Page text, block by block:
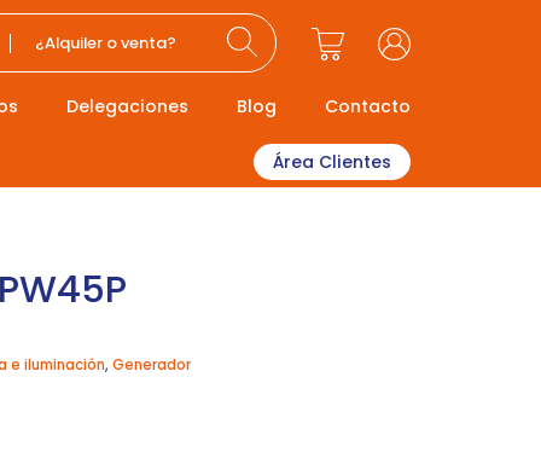
¿Alquiler o venta?
Delegaciones Blog Contacto
Área Clientes
e iluminación,Generador